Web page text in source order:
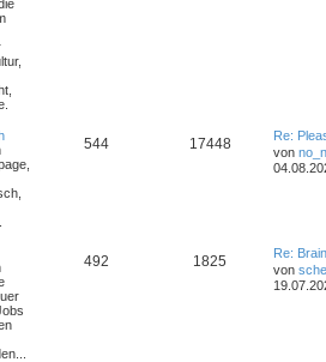
544 17448
Re:
von
492 1825
Re:
von